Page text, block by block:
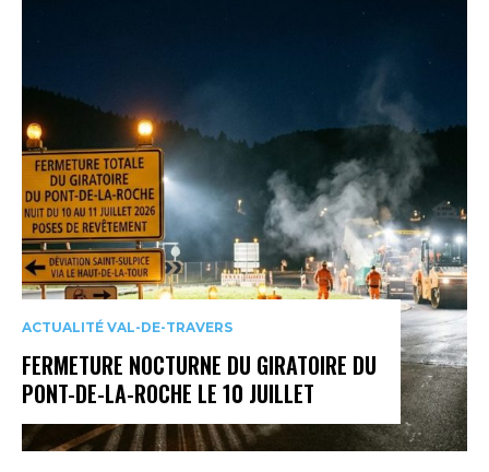
ACTUALITÉ VAL-DE-TRAVERS
FERMETURE NOCTURNE DU GIRATOIRE DU
PONT-DE-LA-ROCHE LE 10 JUILLET